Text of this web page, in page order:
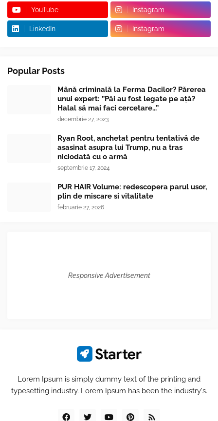
YouTube Instagram
LinkedIn Instagram
Popular Posts
Mână criminală la Ferma Dacilor? Părerea
unui expert: ”Păi au fost legate pe ață?
Halal să mai faci cercetare...”
decembrie 27, 2023
Ryan Root, anchetat pentru tentativă de
asasinat asupra lui Trump, nu a tras
niciodată cu o armă
septembrie 17, 2024
PUR HAIR Volume: redescopera parul usor,
plin de miscare si vitalitate
februarie 27, 2026
Responsive Advertisement
Lorem Ipsum is simply dummy text of the printing and
typesetting industry. Lorem Ipsum has been the industry's.